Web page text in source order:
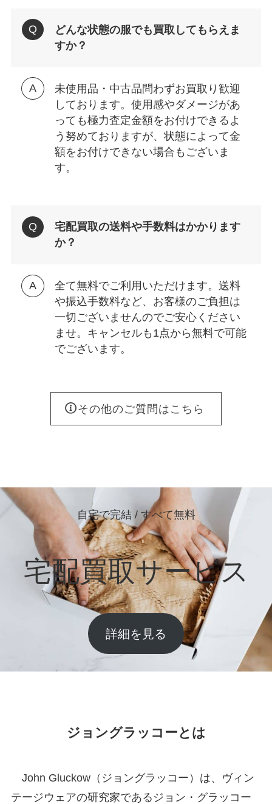
どんな状態の服でも買取してもらえま
すか？
未使用品・中古品問わずお買取り歓迎
しております。使用感やダメージがあ
っても極力査定金額をお付けできるよ
う努めておりますが、状態によって金
額をお付けできない場合もございま
す。
宅配買取の送料や手数料はかかります
か？
全て無料でご利用いただけます。送料
や振込手数料など、お客様のご負担は
一切ございませんのでご安心ください
ませ。キャンセルも1点から無料で可能
でございます。
その他のご質問はこちら
自宅で完結 / すべて無料
宅配買取サービス
詳細を見る
ジョングラッコーとは
John Gluckow（ジョングラッコー）は、ヴィン
テージウェアの研究家であるジョン・グラッコー